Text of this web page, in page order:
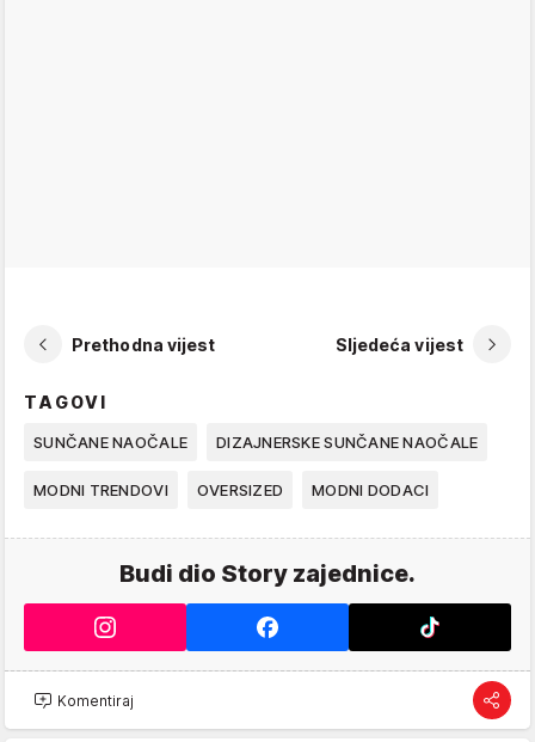
Prethodna vijest Sljedeća vijest
TAGOVI
SUNČANE NAOČALE DIZAJNERSKE SUNČANE NAOČALE
MODNI TRENDOVI OVERSIZED MODNI DODACI
Budi dio Story zajednice.
Komentiraj